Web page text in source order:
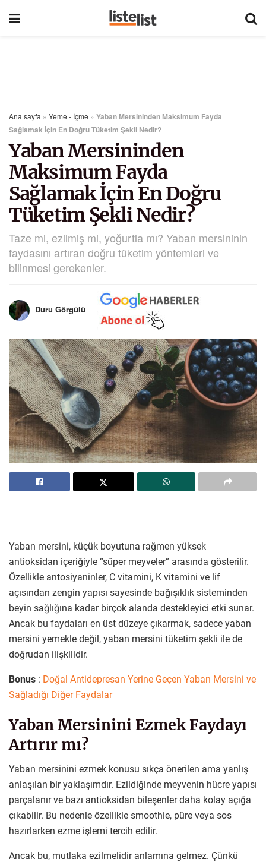
Ana sayfa » Yeme - İçme » Yaban Mersininden Maksimum Fayda
Sağlamak İçin En Doğru Tüketim Şekli Nedir?
Yaban Mersininden
Maksimum Fayda
Sağlamak İçin En Doğru
Tüketim Şekli Nedir?
Taze mi, ezilmiş mi, yoğurtla mı? Yaban mersininin
faydasını artıran doğru tüketim yöntemleri ve
bilinmesi gerekenler.
Duru Görgülü
Yaban mersini, küçük boyutuna rağmen yüksek
antioksidan içeriğiyle “süper meyveler” arasında gösterilir.
Özellikle antosiyaninler, C vitamini, K vitamini ve lif
açısından zengin yapısı sayesinde bağışıklık sisteminden
beyin sağlığına kadar birçok alanda destekleyici etki sunar.
Ancak bu faydaları en üst düzeye çıkarmak, sadece yaban
mersini yemekle değil, yaban mersini tüketim şekli ile de
doğrudan ilişkilidir.
Bonus : Doğal Antidepresan Yerine Geçen Yaban Mersini ve
Sağladığı Diğer Faydalar
Yaban Mersinini Ezmek Faydayı
Artırır mı?
Yaban mersinini ezmek konusu sıkça önerilen ama yanlış
anlaşılan bir yaklaşımdır. Ezildiğinde meyvenin hücre yapısı
parçalanır ve bazı antioksidan bileşenler daha kolay açığa
çıkabilir. Bu nedenle özellikle smoothie, püre veya sos
hazırlarken ezme işlemi tercih edilir.
Ancak bu, mutlaka ezilmelidir anlamına gelmez. Çünkü